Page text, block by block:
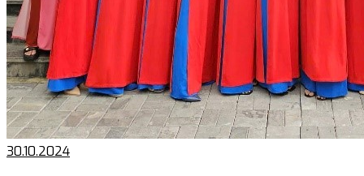
30.10.2024